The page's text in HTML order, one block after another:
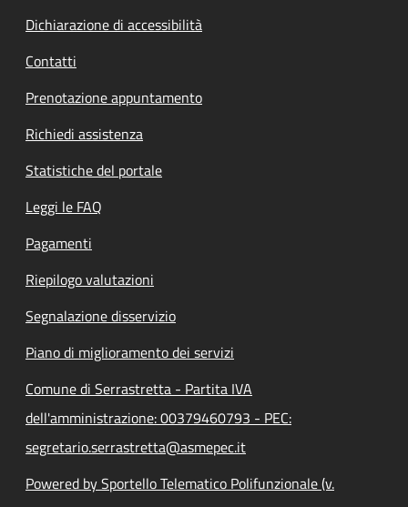
Dichiarazione di accessibilità
Contatti
Prenotazione appuntamento
Richiedi assistenza
Statistiche del portale
Leggi le FAQ
Pagamenti
Riepilogo valutazioni
Segnalazione disservizio
Piano di miglioramento dei servizi
Comune di Serrastretta - Partita IVA
dell'amministrazione: 00379460793 - PEC:
segretario.serrastretta@asmepec.it
Powered by Sportello Telematico Polifunzionale (v.